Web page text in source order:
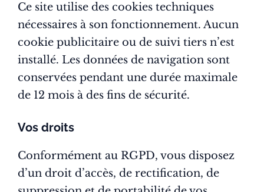
Ce site utilise des cookies techniques
nécessaires à son fonctionnement. Aucun
cookie publicitaire ou de suivi tiers n’est
installé. Les données de navigation sont
conservées pendant une durée maximale
de 12 mois à des fins de sécurité.
Vos droits
Conformément au RGPD, vous disposez
d’un droit d’accès, de rectification, de